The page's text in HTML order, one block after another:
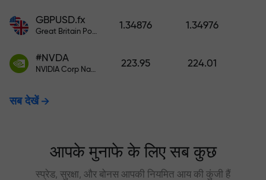
GBPUSD.fx
Great Britain Pound vs US Dollar
1.34876 1.34976
#NVDA
NVIDIA Corp Nasdaq Stock Exchange (Nasdaq) USD
223.95 224.01
सब देखें
आपके मुनाफे के लिए सब कुछ
स्प्रेड, सुरक्षा, और बोनस आपकी नियमित आय की कुंजी हैं